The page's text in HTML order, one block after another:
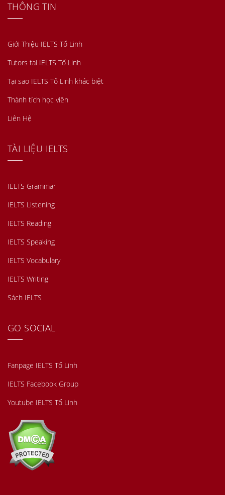
THÔNG TIN
Giới Thiệu IELTS Tố Linh
Tutors tại IELTS Tố Linh
Tại sao IELTS Tố Linh khác biệt
Thành tích học viên
Liên Hệ
TÀI LIỆU IELTS
IELTS Grammar
IELTS Listening
IELTS Reading
IELTS Speaking
IELTS Vocabulary
IELTS Writing
Sách IELTS
GO SOCIAL
Fanpage IELTS Tố Linh
IELTS Facebook Group
Youtube IELTS Tố Linh